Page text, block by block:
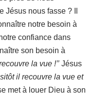
Jésus nous fasse ? Il
notre besoin à
confiance dans
son besoin à
la vue !’’ Jésus
il recouvre la vue et
met à louer Dieu à son